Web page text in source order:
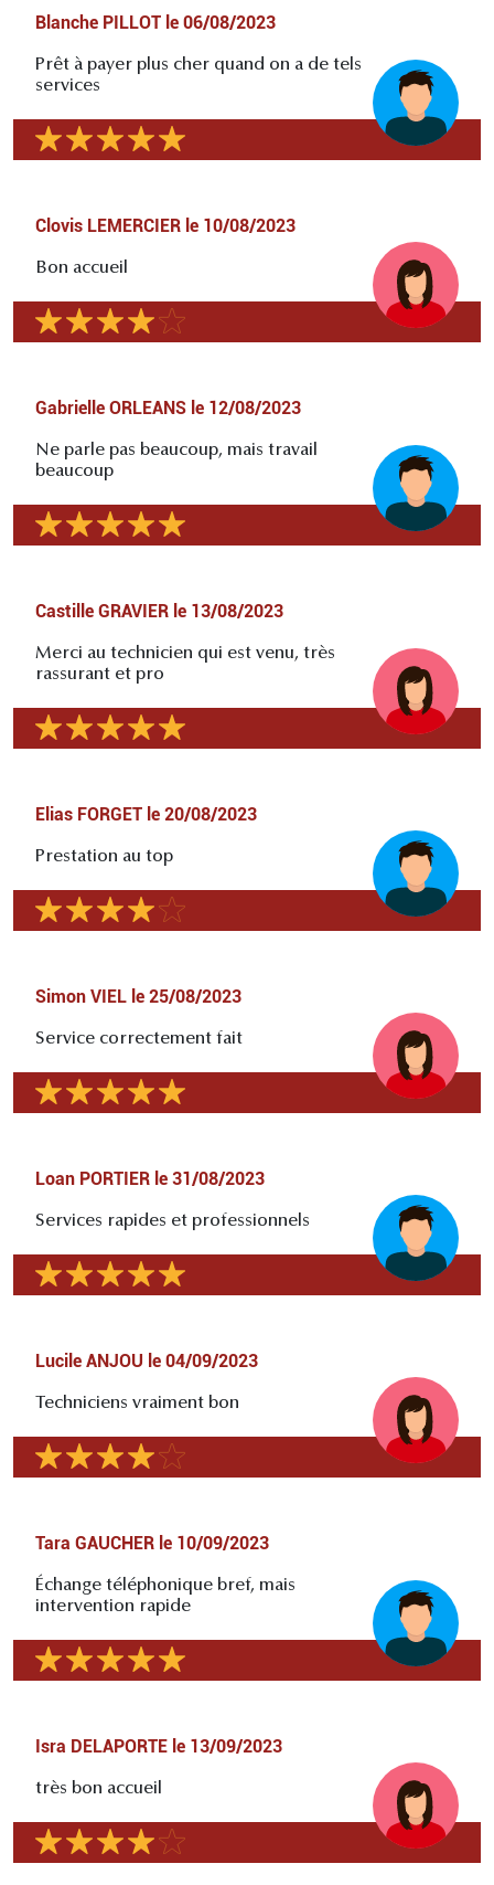
Blanche PILLOT le 06/08/2023
Prêt à payer plus cher quand on a de tels
services
Clovis LEMERCIER le 10/08/2023
Bon accueil
Gabrielle ORLEANS le 12/08/2023
Ne parle pas beaucoup, mais travail
beaucoup
Castille GRAVIER le 13/08/2023
Merci au technicien qui est venu, très
rassurant et pro
Elias FORGET le 20/08/2023
Prestation au top
Simon VIEL le 25/08/2023
Service correctement fait
Loan PORTIER le 31/08/2023
Services rapides et professionnels
Lucile ANJOU le 04/09/2023
Techniciens vraiment bon
Tara GAUCHER le 10/09/2023
Échange téléphonique bref, mais
intervention rapide
Isra DELAPORTE le 13/09/2023
très bon accueil